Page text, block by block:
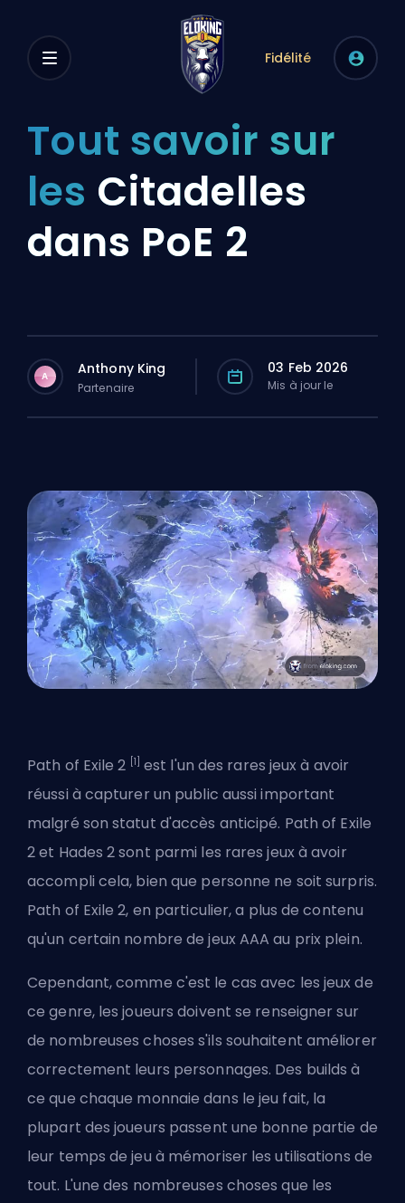
Fidélité
Tout savoir sur
les Citadelles
dans PoE 2
A Anthony King
Partenaire
03 Feb 2026
Mis à jour le
Path of Exile 2 [1] est l'un des rares jeux à avoir
réussi à capturer un public aussi important
malgré son statut d'accès anticipé. Path of Exile
2 et Hades 2 sont parmi les rares jeux à avoir
accompli cela, bien que personne ne soit surpris.
Path of Exile 2, en particulier, a plus de contenu
qu'un certain nombre de jeux AAA au prix plein.
Cependant, comme c'est le cas avec les jeux de
ce genre, les joueurs doivent se renseigner sur
de nombreuses choses s'ils souhaitent améliorer
correctement leurs personnages. Des builds à
ce que chaque monnaie dans le jeu fait, la
plupart des joueurs passent une bonne partie de
leur temps de jeu à mémoriser les utilisations de
tout. L'une des nombreuses choses que les